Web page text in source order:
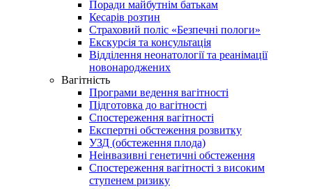
Поради майбутнім батькам
Кесарів розтин
Страховий поліс «Безпечні пологи»
Екскурсія та консультація
Відділення неонатології та реанімації
новонароджених
Вагітність
Програми ведення вагітності
Підготовка до вагітності
Спостереження вагітності
Експертні обстеження розвитку
УЗД (обстеження плода)
Неінвазивні генетичні обстеження
Спостереження вагітності з високим
ступенем ризику